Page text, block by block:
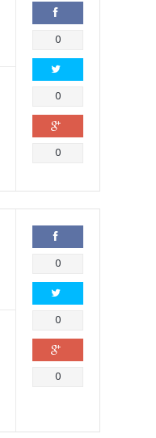
Compartir
0
Compartir
0
Compartir
0
Compartir
0
Compartir
0
Compartir
0